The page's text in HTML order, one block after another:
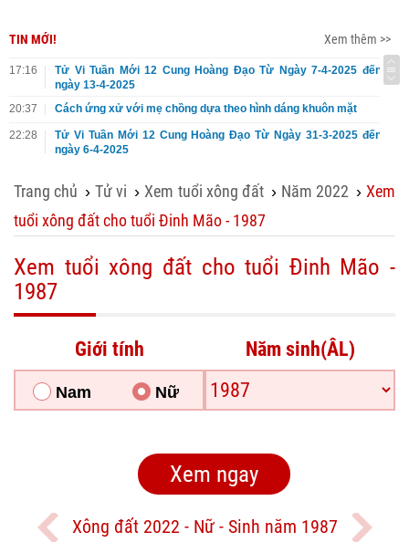
TIN MỚI! Xem thêm >>
17:16
Tử Vi Tuần Mới 12 Cung Hoàng Đạo Từ Ngày 7-4-2025 đến
ngày 13-4-2025
20:37
Cách ứng xử với mẹ chồng dựa theo hình dáng khuôn mặt
22:28
Tử Vi Tuần Mới 12 Cung Hoàng Đạo Từ Ngày 31-3-2025 đến
ngày 6-4-2025
Trang chủ ›Tử vi ›Xem tuổi xông đất › Năm 2022 ›Xem
tuổi xông đất cho tuổi Đinh Mão - 1987
Xem tuổi xông đất cho tuổi Đinh Mão -
1987
Giới tính
Nam Nữ
Năm sinh(ÂL)
Xông đất 2022 - Nữ - Sinh năm 1987